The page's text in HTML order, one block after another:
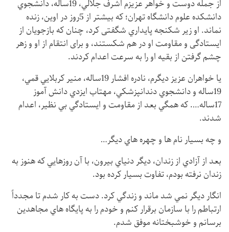
از جمله دوست و خواهر عزیزم اشرف جلالي، 19ساله، دانشجوي
دانشكده علوم دانشگاه تهران؛ که بیشتر از 5روز در اوين، زنده
نماند. او زير شكنجه پايداري شگفتی كرد، چنان که بازجویان از
ایستادگی و مقاومت او در هم شکستند، و برای انتقام از او و زهر
چشم گرفتن از بقیه او را به سرعت اعدام كردند.
یا خواهران عزیز ديگرم، نادره افشار 19ساله، منير كربلايي قمي،
19ساله و دانشجوي دندانپزشكي، مهتاب ايزدي دانش آموز
17ساله…. كه همگي بعد از مقاومت و ايستادگي بي نظير، اعدام
شدند.
و چه بسيار نام ها و چهره هاي ديگر…
بعد از آزادي از زندان، ديگر دنياي بيرون، با آن روزهايي كه هنوز به
زندان نرفته بودم، تفاوت بسيار كرده بود.
انگار ديگر نمي شد ماند و زندگي كرد. دست به كار شدم تا مجدداً
ارتباطم را با سازمان برقرار کنم و خودم را به پايگاه هاي مجاهدين
برسانم و خوشبختانه موفق شدم.